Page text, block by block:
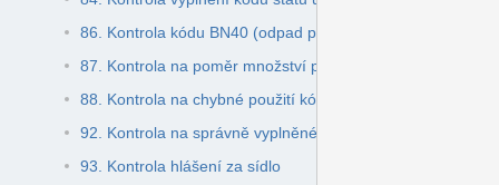
86. Kontrola kódu BN40 (odpad po úpravě) bez
87. Kontrola na poměr množství předupravených a nově
88. Kontrola na chybné použití kódu nakládání xR12 u
92. Kontrola na správně vyplněné označení skupiny
93. Kontrola hlášení za sídlo